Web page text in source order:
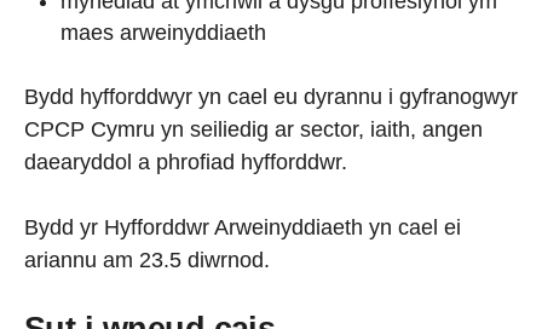
maes arweinyddiaeth
Bydd hyfforddwyr yn cael eu dyrannu i gyfranogwyr
CPCP Cymru yn seiliedig ar sector, iaith, angen
daearyddol a phrofiad hyfforddwr.
Bydd yr Hyfforddwr Arweinyddiaeth yn cael ei
ariannu am 23.5 diwrnod.